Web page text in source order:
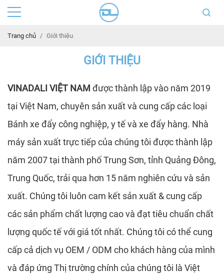
Trang chủ Giới thiệu
GIỚI THIỆU
VINADALI VIỆT NAM được thành lập vào năm 2019
tại Việt Nam, chuyên sản xuất và cung cấp các loại
Bánh xe đẩy công nghiệp, y tế và xe đẩy hàng. Nhà
máy sản xuất trực tiếp của chúng tôi được thành lập
năm 2007 tại thành phố Trung Sơn, tỉnh Quảng Đông,
Trung Quốc, trải qua hơn 15 năm nghiên cứu và sản
xuất. Chúng tôi luôn cam kết sản xuất & cung cấp
các sản phẩm chất lượng cao và đạt tiêu chuẩn chất
lượng quốc tế với giá tốt nhất. Chúng tôi có thể cung
cấp cả dịch vụ OEM / ODM cho khách hàng của mình
và đáp ứng Thị trường chính của chúng tôi là Việt